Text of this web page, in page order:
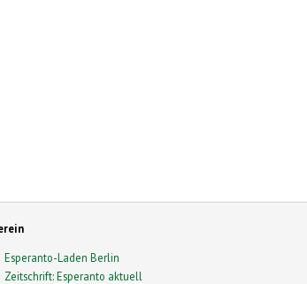
Esperanto-Laden Berlin
Zeitschrift: Esperanto aktuell